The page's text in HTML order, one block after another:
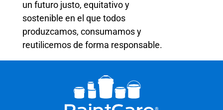
un futuro justo, equitativo y
sostenible en el que todos
produzcamos, consumamos y
reutilicemos de forma responsable.